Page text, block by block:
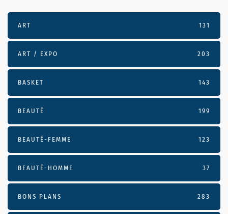
ART 131
ART / EXPO 203
BASKET 143
BEAUTÉ 199
BEAUTÉ-FEMME 123
BEAUTÉ-HOMME 37
BONS PLANS 283